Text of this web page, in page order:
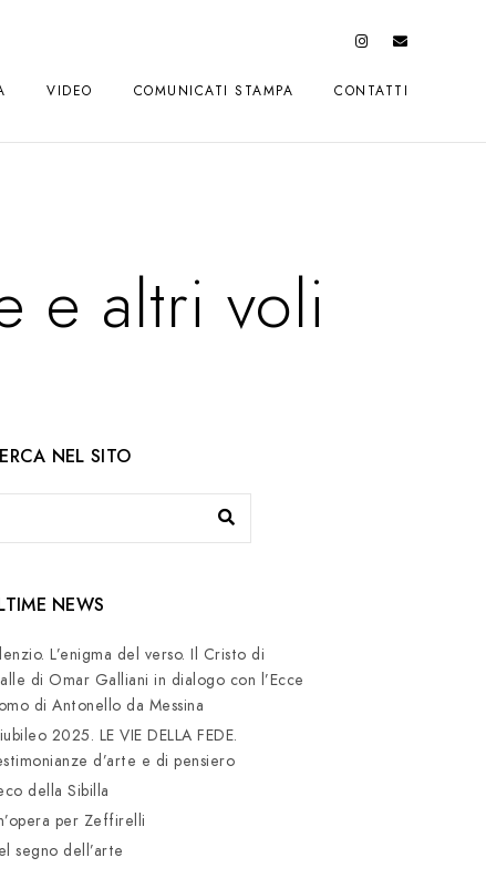
VIDEO COMUNICATI STAMPA CONTATTI
e altri voli
NEL SITO
NEWS
L’enigma del verso. Il Cristo di
di Omar Galliani in dialogo con l’Ecce
di Antonello da Messina
2025. LE VIE DELLA FEDE.
d’arte e di pensiero
della Sibilla
per Zeffirelli
segno dell’arte